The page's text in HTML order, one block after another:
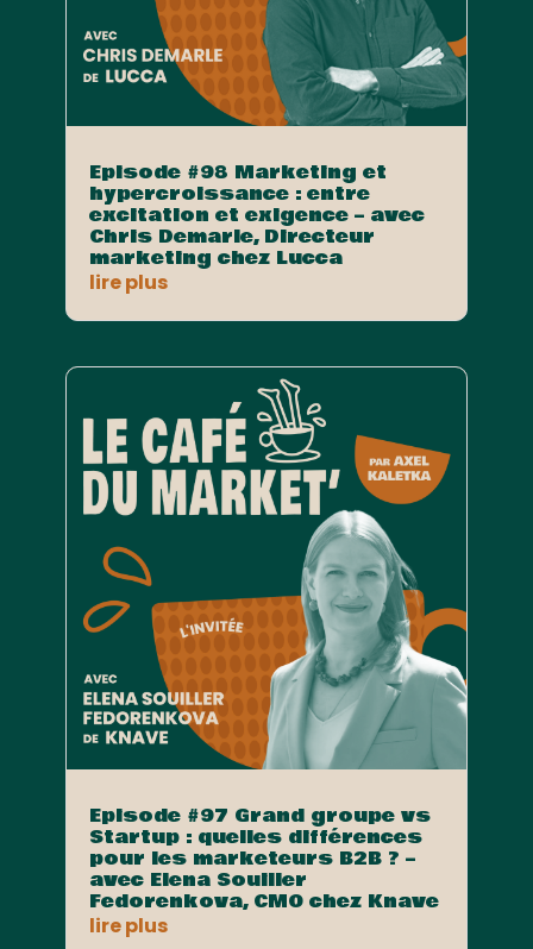
Episode #98 Marketing et
hypercroissance : entre
excitation et exigence – avec
Chris Demarle, Directeur
marketing chez Lucca
lire plus
Episode #97 Grand groupe vs
Startup : quelles différences
pour les marketeurs B2B ? –
avec Elena Souiller
Fedorenkova, CMO chez Knave
lire plus